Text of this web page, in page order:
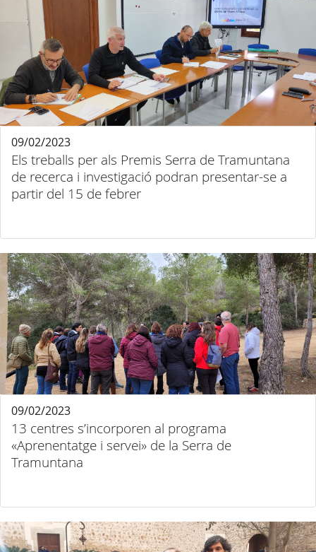
Els treballs per als Premis Serra de Tramuntana
de recerca i investigació podran presentar-se a
partir del 15 de febrer
09/02/2023
13 centres s’incorporen al programa
«Aprenentatge i servei» de la Serra de
Tramuntana
09/02/2023